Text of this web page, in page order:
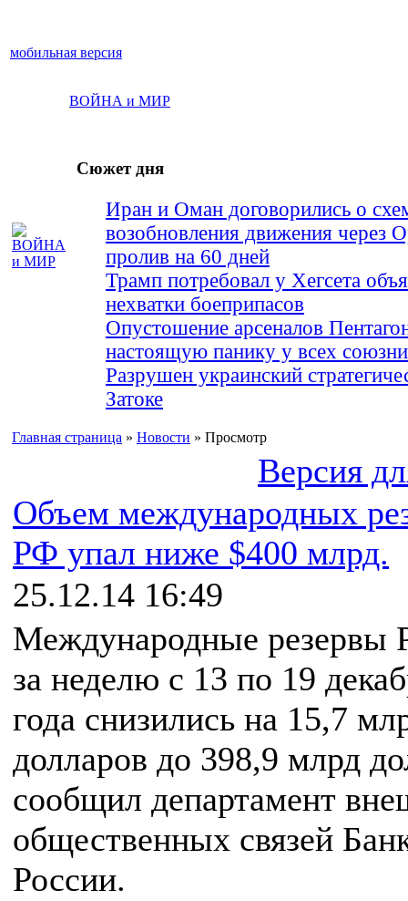
мобильная версия
ВОЙНА и МИР
Сюжет дня
Иран и Оман договорились о
возобновления движения через
пролив на 60 дней
Трамп потребовал у Хегсета
нехватки боеприпасов
Опустошение арсеналов
настоящую панику у всех
Разрушен украинский
Затоке
Главная страница » Новости » Просмотр
Версия
Объем международных
РФ упал ниже $400 млрд.
25.12.14 16:49
Международные резервы
за неделю с 13 по 19
года снизились на 15,7
долларов до 398,9 млрд
сообщил департамент
общественных связей
России.